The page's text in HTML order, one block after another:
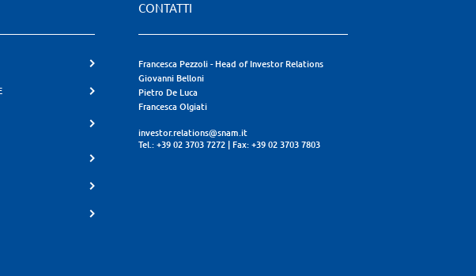
CONTATTI
Francesca Pezzoli - Head of Investor Relations
Giovanni Belloni
Pietro De Luca
Francesca Olgiati
investor.relations@snam.it
Tel.: +39 02 3703 7272
Fax: +39 02 3703 7803